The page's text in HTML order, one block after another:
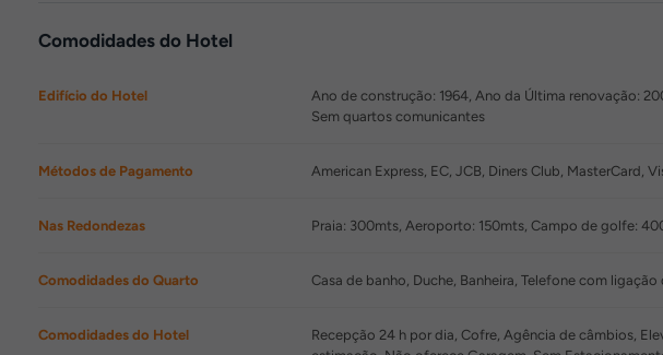
Comodidades do Hotel
Edifício do Hotel
Ano de construção: 1964, Ano da Última renovação:
Sem quartos comunicantes
Métodos de Pagamento American Express, EC, JCB, Diners Club, MasterCard,
Nas Redondezas Praia: 300mts, Aeroporto: 150mts, Campo de golfe:
Comodidades do Quarto Casa de banho, Duche, Banheira, Telefone com
Comodidades do Hotel
Recepção 24 h por dia, Cofre, Agência de câmbios,